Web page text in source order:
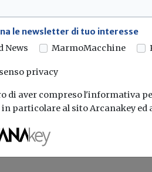
dei ministri
di legge di abrogazione di
le newsletter di tuo interesse
News
MarmoMacchine
privacy
di aver compreso l'informativa
particolare al sito Arcanakey ed